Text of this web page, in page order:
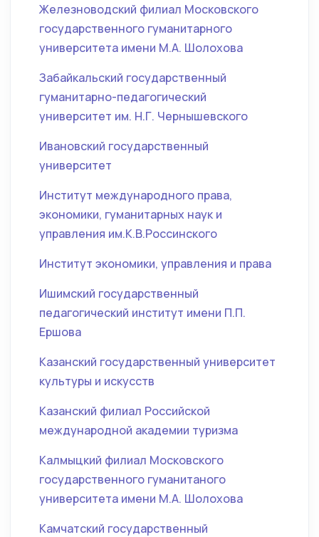
Железноводский филиал Московского
государственного гуманитарного
университета имени М.А. Шолохова
Забайкальский государственный
гуманитарно-педагогический
университет им. Н.Г. Чернышевского
Ивановский государственный
университет
Институт международного права,
экономики, гуманитарных наук и
управления им.К.В.Россинского
Институт экономики, управления и права
Ишимский государственный
педагогический институт имени П.П.
Ершова
Казанский государственный университет
культуры и искусств
Казанский филиал Российской
международной академии туризма
Калмыцкий филиал Московского
государственного гуманитаного
университета имени М.А. Шолохова
Камчатский государственный